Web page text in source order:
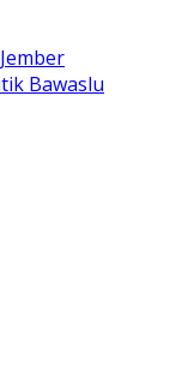
Bawaslu